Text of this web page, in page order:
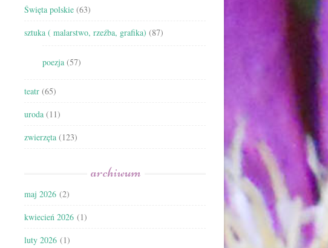
Święta polskie (63)
sztuka ( malarstwo, rzeźba, grafika) (87)
poezja (57)
teatr (65)
uroda (11)
zwierzęta (123)
archiwum
maj 2026 (2)
kwiecień 2026 (1)
luty 2026 (1)